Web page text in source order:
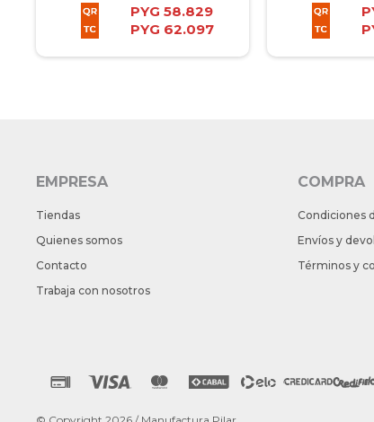
PYG 58.829
PYG 62.097
EMPRESA
Tiendas
Quienes somos
Contacto
Trabaja con nosotros
COMPRA
Condiciones
Envíos y
Términos y